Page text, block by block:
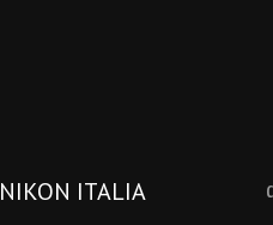
NIKON ITALIA